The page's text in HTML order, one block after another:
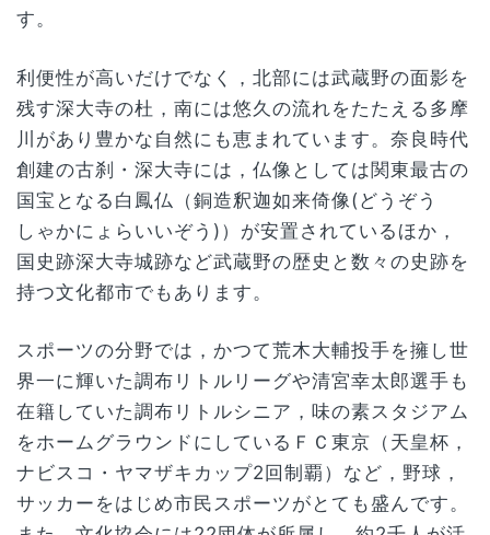
す。
利便性が高いだけでなく，北部には武蔵野の面影を
残す深大寺の杜，南には悠久の流れをたたえる多摩
川があり豊かな自然にも恵まれています。奈良時代
創建の古刹・深大寺には，仏像としては関東最古の
国宝となる白鳳仏（銅造釈迦如来倚像(どうぞう
しゃかにょらいいぞう)）が安置されているほか，
国史跡深大寺城跡など武蔵野の歴史と数々の史跡を
持つ文化都市でもあります。
スポーツの分野では，かつて荒木大輔投手を擁し世
界一に輝いた調布リトルリーグや清宮幸太郎選手も
在籍していた調布リトルシニア，味の素スタジアム
をホームグラウンドにしているＦＣ東京（天皇杯，
ナビスコ・ヤマザキカップ2回制覇）など，野球，
サッカーをはじめ市民スポーツがとても盛んです。